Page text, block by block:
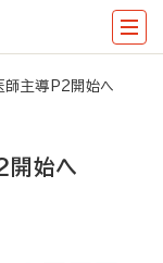
医師主導P2開始へ
開始へ